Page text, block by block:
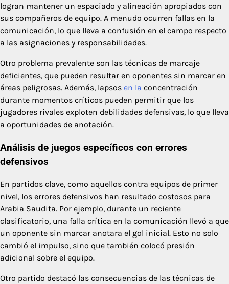
logran mantener un espaciado y alineación apropiados con
sus compañeros de equipo. A menudo ocurren fallas en la
comunicación, lo que lleva a confusión en el campo respecto
a las asignaciones y responsabilidades.
Otro problema prevalente son las técnicas de marcaje
deficientes, que pueden resultar en oponentes sin marcar en
áreas peligrosas. Además, lapsos en la concentración
durante momentos críticos pueden permitir que los
jugadores rivales exploten debilidades defensivas, lo que lleva
a oportunidades de anotación.
Análisis de juegos específicos con errores
defensivos
En partidos clave, como aquellos contra equipos de primer
nivel, los errores defensivos han resultado costosos para
Arabia Saudita. Por ejemplo, durante un reciente
clasificatorio, una falla crítica en la comunicación llevó a que
un oponente sin marcar anotara el gol inicial. Esto no solo
cambió el impulso, sino que también colocó presión
adicional sobre el equipo.
Otro partido destacó las consecuencias de las técnicas de